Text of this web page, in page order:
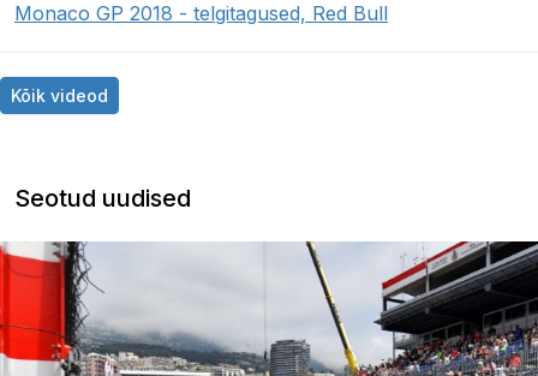
Monaco GP 2018 - telgitagused, Red Bull
Kõik videod
Seotud uudised